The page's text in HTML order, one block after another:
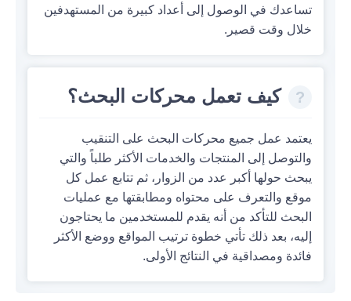
تساعدك في الوصول إلى أعداد كبيرة من المستهدفين
خلال وقت قصير.
كيف تعمل محركات البحث؟
يعتمد عمل جميع محركات البحث على التنقيب
والتوصل إلى المنتجات والخدمات الأكثر طلباً والتي
يبحث حولها أكبر عدد من الزوار، ثم تتابع عمل كل
موقع والتعرف على محتواه ومطابقتها مع عمليات
البحث للتأكد من أنه يقدم للمستخدمين ما يحتاجون
إليه، بعد ذلك تأتي خطوة ترتيب المواقع ووضع الأكثر
فائدة ومصداقية في النتائج الأولى.